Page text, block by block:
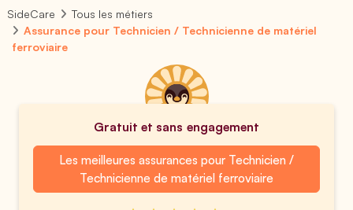
SideCare
Tous les métiers
Assurance pour Technicien / Technicienne de matériel
ferroviaire
Gratuit et sans engagement
Les meilleures assurances pour Technicien /
Technicienne de matériel ferroviaire